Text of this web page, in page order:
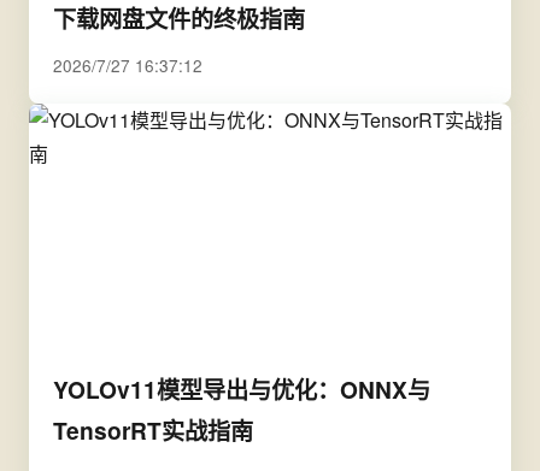
下载网盘文件的终极指南
2026/7/27 16:37:12
YOLOv11模型导出与优化：ONNX与
TensorRT实战指南